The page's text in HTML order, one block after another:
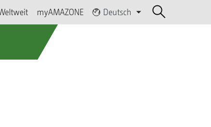
myAMAZONE Deutsch